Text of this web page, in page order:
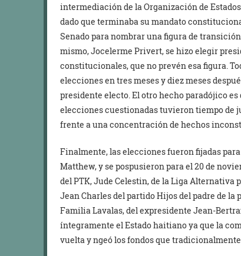
intermediación de la Organización de
dado que terminaba su mandato
Senado para nombrar una figura de
mismo, Jocelerme Privert, se hizo elegir
constitucionales, que no prevén esa figura.
elecciones en tres meses y diez meses
presidente electo. El otro hecho paradójico
elecciones cuestionadas tuvieron tiempo de
frente a una concentración de hechos
Finalmente, las elecciones fueron fijadas
Matthew, y se pospusieron para el 20 de
del PTK, Jude Celestin, de la Liga
Jean Charles del partido Hijos del padre de
Familia Lavalas, del expresidente Jean-
íntegramente el Estado haitiano ya que la
vuelta y ngeó los fondos que